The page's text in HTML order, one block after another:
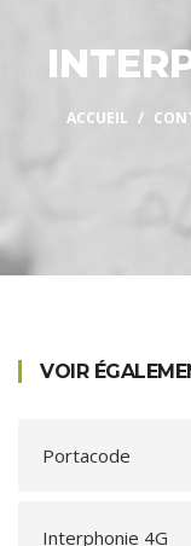
ACCUEIL
VOIR
Portacode
Interphonie 4G